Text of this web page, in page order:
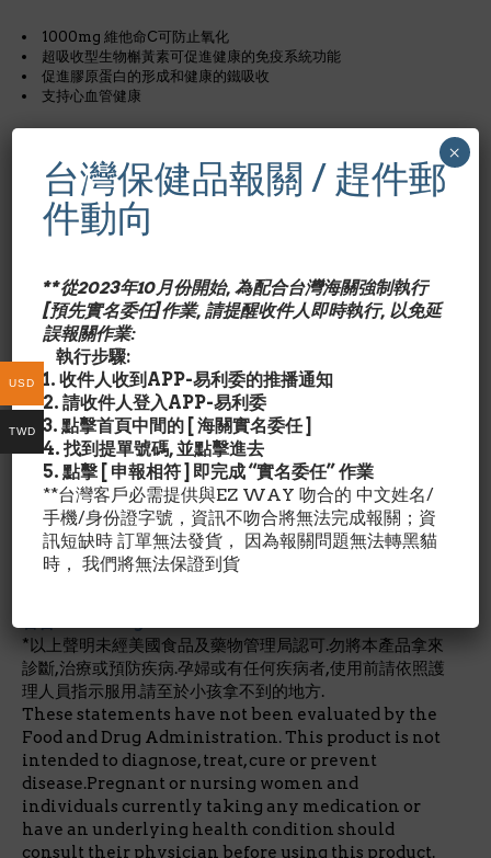
1000mg 維他命C可防止氧化
超吸收型生物槲黃素可促進健康的免疫系統功能
促進膠原蛋白的形成和健康的鐵吸收
支持心血管健康
每1膠膠囊劑量/占成人每日所需營養%
維生素C ((as ascorbic acid) 1000mg
生物槲黃素複合物 Bio-Quercetin phytosome 15mg
其他成份/Ingredient Details:
microcrystalline cellulose, stearic acid,
croscarmellose sodium, vegetable stearate, silica,
coating (hydroxypropyl methylcellulose, glycerin).
微晶纖維素，硬脂酸，交聯羧甲基纖維素鈉，植物硬脂酸
酯，二氧化矽，塗層（羥丙基甲基纖維素，甘油）。
建議用量/Suggested Use:
Take one (1) tablet daily with food, or as
recommended by a healthcare practitioner.
每天與餐食一起口服 1 顆，或謹遵合格醫療保健專業人士的
指示。
*以上聲明未經美國食品及藥物管理局認可.勿將本產品拿來
診斷,治療或預防疾病.孕婦或有任何疾病者,使用前請依照護
理人員指示服用.請至於小孩拿不到的地方.
These statements have not been evaluated by the
Food and Drug Administration. This product is not
intended to diagnose, treat, cure or prevent
disease.Pregnant or nursing women and
individuals currently taking any medication or
have an underlying health condition should
consult their physician before using this product.
台灣保健品報關 / 趕件郵
件動向
**從2023年10月份開始, 為配合台灣海關強制執行
[預先實名委任]作業, 請提醒收件人即時執行, 以免延
誤報關作業:
執行步驟:
1. 收件人收到APP-易利委的推播通知
2. 請收件人登入APP-易利委
3. 點擊首頁中間的 [ 海關實名委任 ]
4. 找到提單號碼, 並點擊進去
5. 點擊 [ 申報相符 ] 即完成 “實名委任” 作業
**台灣客戶必需提供與EZ WAY 吻合的 中文姓名/
手機/身份證字號，資訊不吻合將無法完成報關；資
訊短缺時 訂單無法發貨， 因為報關問題無法轉黑貓
時， 我們將無法保證到貨
×
USD
TWD